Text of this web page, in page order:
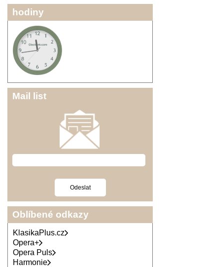
hodiny
Mail list
Oblíbené odkazy
KlasikaPlus.cz
Opera+
Opera Puls
Harmonie